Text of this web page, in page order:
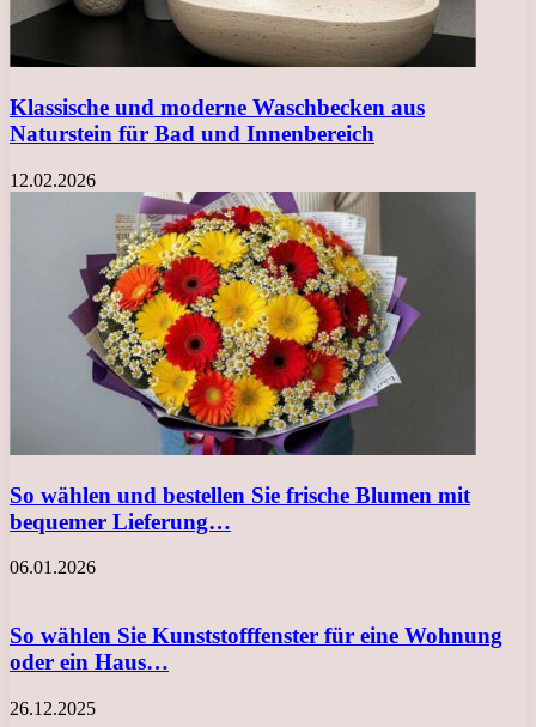
Klassische und moderne Waschbecken aus
Naturstein für Bad und Innenbereich
12.02.2026
So wählen und bestellen Sie frische Blumen mit
bequemer Lieferung…
06.01.2026
So wählen Sie Kunststofffenster für eine Wohnung
oder ein Haus…
26.12.2025